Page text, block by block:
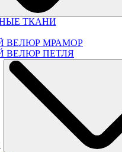
ТКАНИ
ВЕЛЮР МРАМОР
ВЕЛЮР ПЕТЛЯ